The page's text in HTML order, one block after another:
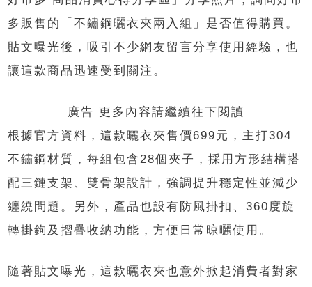
多販售的「不鏽鋼曬衣夾兩入組」是否值得購買。
貼文曝光後，吸引不少網友留言分享使用經驗，也
讓這款商品迅速受到關注。
廣告 更多內容請繼續往下閱讀
根據官方資料，這款曬衣夾售價699元，主打304
不鏽鋼材質，每組包含28個夾子，採用方形結構搭
配三鏈支架、雙骨架設計，強調提升穩定性並減少
纏繞問題。另外，產品也設有防風掛扣、360 度旋
轉掛鉤及摺疊收納功能，方便日常晾曬使用。
隨著貼文曝光，這款曬衣夾也意外掀起消費者對家